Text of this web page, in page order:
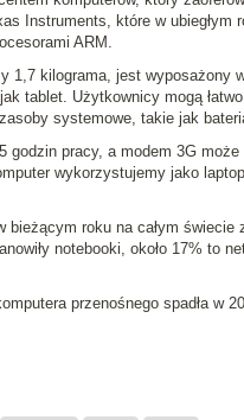
Instruments, które w ubiegłym
ARM.
1,7 kilograma, jest wyposażony
tablet. Użytkownicy mogą
systemowe, takie jak
godzin pracy, a modem 3G
wykorzystujemy jako
roku na całym
notebooki, około 17% to
przenośnego spadła w